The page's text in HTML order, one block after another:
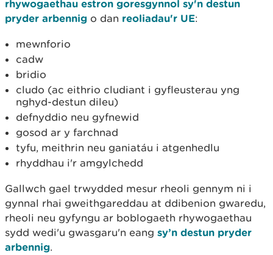
rhywogaethau estron goresgynnol sy'n destun
pryder arbennig o dan reoliadau'r UE:
mewnforio
cadw
bridio
cludo (ac eithrio cludiant i gyfleusterau yng
nghyd-destun dileu)
defnyddio neu gyfnewid
gosod ar y farchnad
tyfu, meithrin neu ganiatáu i atgenhedlu
rhyddhau i'r amgylchedd
Gallwch gael trwydded mesur rheoli gennym ni i
gynnal rhai gweithgareddau at ddibenion gwaredu,
rheoli neu gyfyngu ar boblogaeth rhywogaethau
sydd wedi'u gwasgaru'n eang sy’n destun pryder
arbennig.